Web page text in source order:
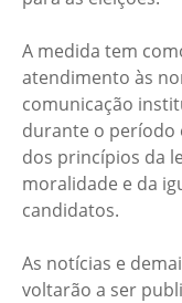
A medida tem
atendimento às
comunicação
durante o período
dos princípios da
moralidade e da
candidatos.
As notícias e
voltarão a ser